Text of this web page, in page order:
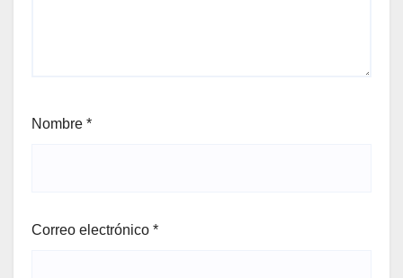
Nombre *
Correo electrónico *